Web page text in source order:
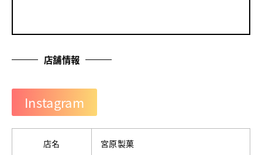
店舗情報
Instagram
店名 宮原製菓